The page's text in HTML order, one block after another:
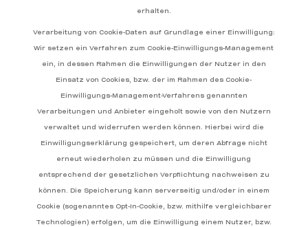
erhalten.
Verarbeitung von Cookie-Daten auf Grundlage einer Einwilligung:
Wir setzen ein Verfahren zum Cookie-Einwilligungs-Management
ein, in dessen Rahmen die Einwilligungen der Nutzer in den
Einsatz von Cookies, bzw. der im Rahmen des Cookie-
Einwilligungs-Management-Verfahrens genannten
Verarbeitungen und Anbieter eingeholt sowie von den Nutzern
verwaltet und widerrufen werden können. Hierbei wird die
Einwilligungserklärung gespeichert, um deren Abfrage nicht
erneut wiederholen zu müssen und die Einwilligung
entsprechend der gesetzlichen Verpflichtung nachweisen zu
können. Die Speicherung kann serverseitig und/oder in einem
Cookie (sogenanntes Opt-In-Cookie, bzw. mithilfe vergleichbarer
Technologien) erfolgen, um die Einwilligung einem Nutzer, bzw.